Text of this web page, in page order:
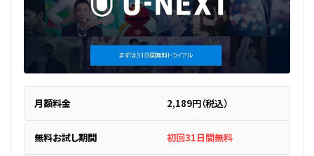
月額料金 2,189円（税込）
無料お試し期間 初回31日間無料